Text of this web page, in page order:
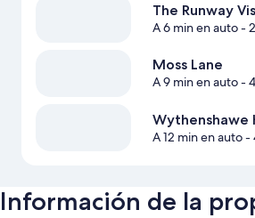
The Runway
A 6 min en auto-
Moss Lane
A 9 min en auto-
Wythenshawe
A 12 min en auto-
Información de la